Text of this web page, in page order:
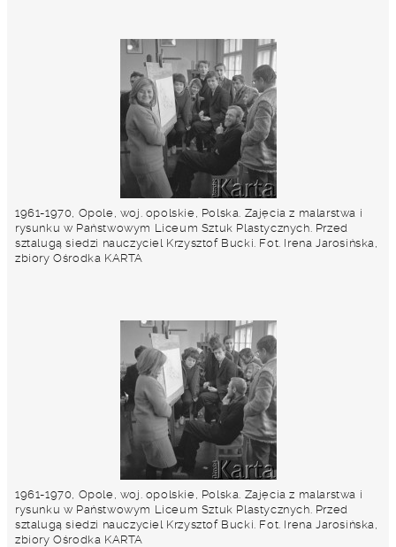
1961-1970, Opole, woj. opolskie, Polska. Zajęcia z malarstwa i
rysunku w Państwowym Liceum Sztuk Plastycznych. Przed
sztalugą siedzi nauczyciel Krzysztof Bucki. Fot. Irena Jarosińska,
zbiory Ośrodka KARTA
1961-1970, Opole, woj. opolskie, Polska. Zajęcia z malarstwa i
rysunku w Państwowym Liceum Sztuk Plastycznych. Przed
sztalugą siedzi nauczyciel Krzysztof Bucki. Fot. Irena Jarosińska,
zbiory Ośrodka KARTA